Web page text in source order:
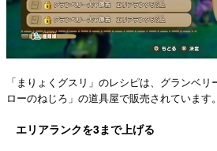
「まりょくグスリ」のレシピは、グランベ
ローのねじろ」の道具屋で販売されています。
エリアランクを3まで上げる